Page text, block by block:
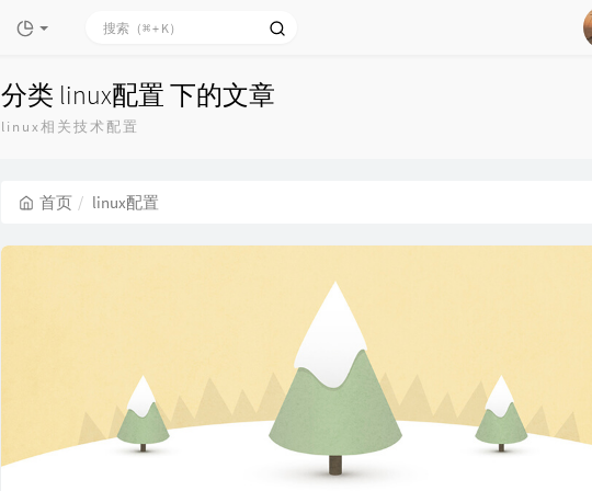
分类 linux配置 下的文章
linux相关技术配置
首页 linux配置